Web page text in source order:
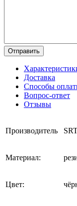
Отправить
Доставка
Способы
Вопрос-ответ
Отзывы
Производитель
Материал:
Цвет: